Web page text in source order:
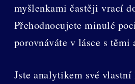
myšlenkami častěji vrací
Přehodnocujete minulé
porovnáváte v lásce s
Jste analytikem své